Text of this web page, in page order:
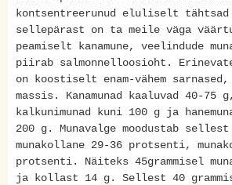
kontsentreerunud eluliselt tähtsad
sellepärast on ta meile väga
peamiselt kanamune, veelindude
piirab salmonnelloosioht.
on koostiselt enam-vähem
massis. Kanamunad kaaluvad 40-
kalkunimunad kuni 100 g ja
200 g. Munavalge moodustab
munakollane 29-36 protsenti,
protsenti. Näiteks 45grammisel
ja kollast 14 g. Sellest 40